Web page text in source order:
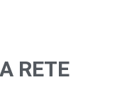
RETE